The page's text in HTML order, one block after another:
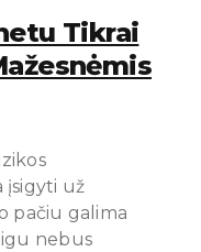
Tikrai
įsigyti už
pačiu galima
nebus